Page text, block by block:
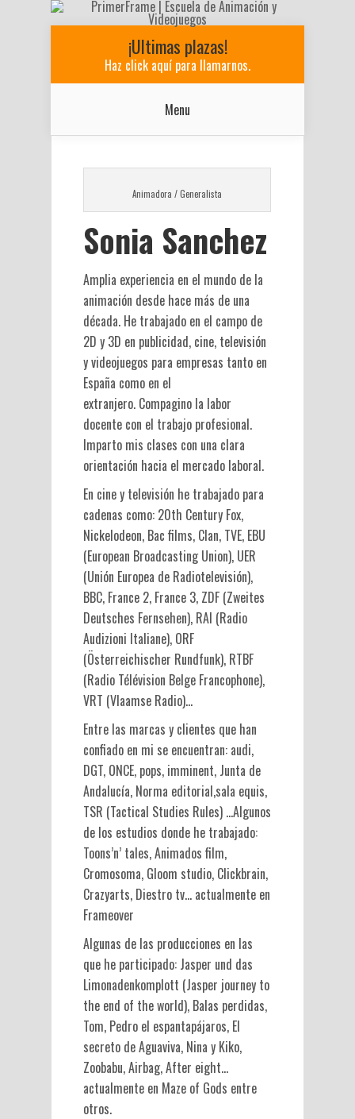
¡Ultimas plazas!
Haz click aquí para llamarnos.
Menu
Animadora / Generalista
Sonia Sanchez
Amplia experiencia en el mundo de la
animación desde hace más de una
década. He trabajado en el campo de
2D y 3D en publicidad, cine, televisión
y videojuegos para empresas tanto en
España como en el
extranjero. Compagino la labor
docente con el trabajo profesional.
Imparto mis clases con una clara
orientación hacia el mercado laboral.
En cine y televisión he trabajado para
cadenas como: 20th Century Fox,
Nickelodeon, Bac films, Clan, TVE, EBU
(European Broadcasting Union), UER
(Unión Europea de Radiotelevisión),
BBC, France 2, France 3, ZDF (Zweites
Deutsches Fernsehen), RAI (Radio
Audizioni Italiane), ORF
(Österreichischer Rundfunk), RTBF
(Radio Télévision Belge Francophone),
VRT (Vlaamse Radio)…
Entre las marcas y clientes que han
confiado en mi se encuentran: audi,
DGT, ONCE, pops, imminent, Junta de
Andalucía, Norma editorial,sala equis,
TSR (Tactical Studies Rules) …Algunos
de los estudios donde he trabajado:
Toons’n’ tales, Animados film,
Cromosoma, Gloom studio, Clickbrain,
Crazyarts, Diestro tv… actualmente en
Frameover
Algunas de las producciones en las
que he participado: Jasper und das
Limonadenkomplott (Jasper journey to
the end of the world), Balas perdidas,
Tom, Pedro el espantapájaros, El
secreto de Aguaviva, Nina y Kiko,
Zoobabu, Airbag, After eight…
actualmente en Maze of Gods entre
otros.